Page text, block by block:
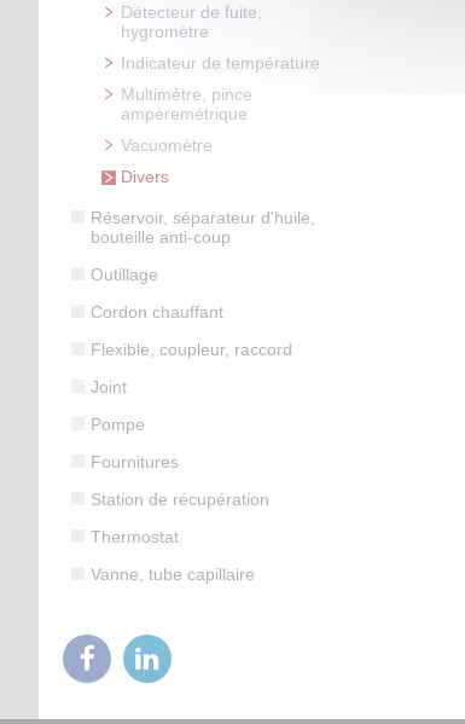
Détecteur de fuite,
hygromètre
Indicateur de température
Multimètre, pince
ampèremétrique
Vacuomètre
Divers
Réservoir, séparateur d'huile,
bouteille anti-coup
Outillage
Cordon chauffant
Flexible, coupleur, raccord
Joint
Pompe
Fournitures
Station de récupération
Thermostat
Vanne, tube capillaire